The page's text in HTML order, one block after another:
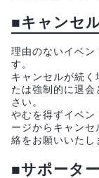
■キャンセ
理由のないイベン
す。
キャンセルが続く
たは強制的に退
さい。
やむを得ずイベン
ージからキャン
絡をお願いいたし
■サポータ